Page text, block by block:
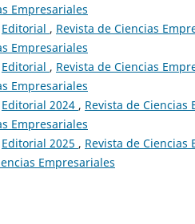
Empresariales
Editorial , Revista de Ciencias
Empresariales
Editorial , Revista de Ciencias
Empresariales
Editorial 2024 , Revista de Ciencias
Empresariales
Editorial 2025 , Revista de Ciencias
Empresariales